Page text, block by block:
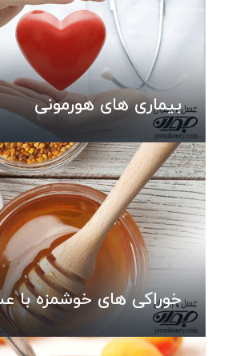
بیماری های هورمونی
خوراکی های خوشمزه با